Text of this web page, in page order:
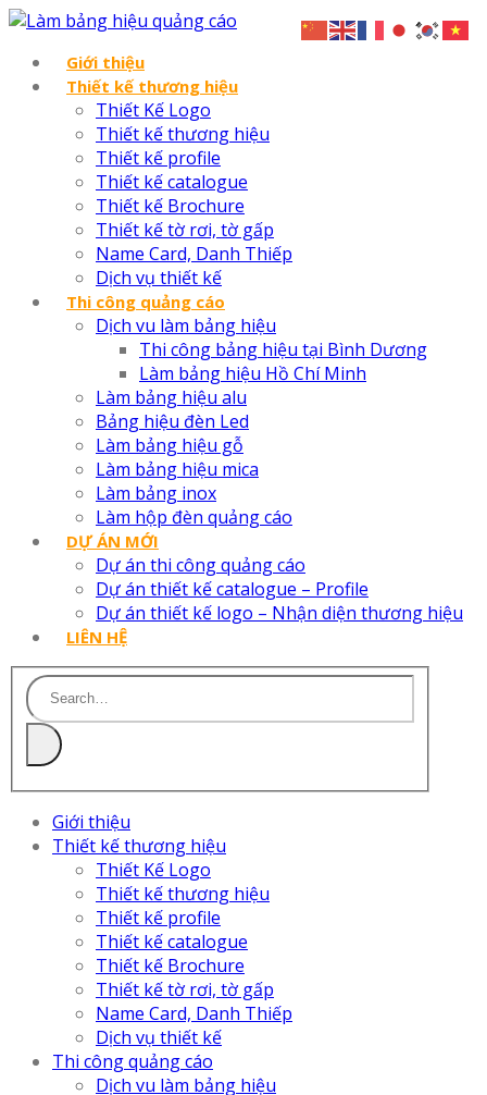
Giới thiệu
Thiết kế thương hiệu
Thiết Kế Logo
Thiết kế thương hiệu
Thiết kế profile
Thiết kế catalogue
Thiết kế Brochure
Thiết kế tờ rơi, tờ gấp
Name Card, Danh Thiếp
Dịch vụ thiết kế
Thi công quảng cáo
Dịch vu làm bảng hiệu
Thi công bảng hiệu tại Bình Dương
Làm bảng hiệu Hồ Chí Minh
Làm bảng hiệu alu
Bảng hiệu đèn Led
Làm bảng hiệu gỗ
Làm bảng hiệu mica
Làm bảng inox
Làm hộp đèn quảng cáo
DỰ ÁN MỚI
Dự án thi công quảng cáo
Dự án thiết kế catalogue – Profile
Dự án thiết kế logo – Nhận diện thương hiệu
LIÊN HỆ
Giới thiệu
Thiết kế thương hiệu
Thiết Kế Logo
Thiết kế thương hiệu
Thiết kế profile
Thiết kế catalogue
Thiết kế Brochure
Thiết kế tờ rơi, tờ gấp
Name Card, Danh Thiếp
Dịch vụ thiết kế
Thi công quảng cáo
Dịch vu làm bảng hiệu